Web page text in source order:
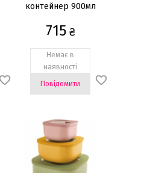
контейнер 900мл
715₴
Немає в
наявності
Повідомити